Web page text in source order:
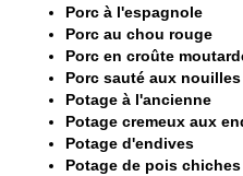
Porc à l'espagnole
Porc au chou rouge
Porc en croûte
Porc sauté aux
Potage à l'ancienne
Potage cremeux aux
Potage d'endives
Potage de pois